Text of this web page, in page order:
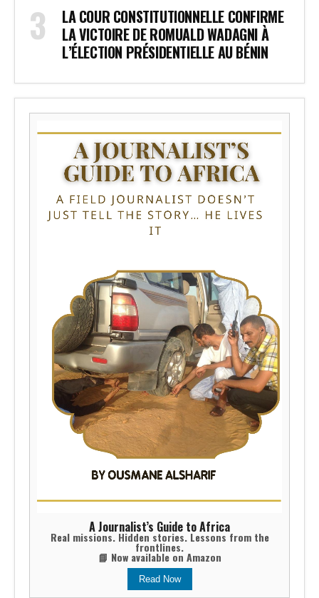
LA COUR CONSTITUTIONNELLE CONFIRME
LA VICTOIRE DE ROMUALD WADAGNI À
L’ÉLECTION PRÉSIDENTIELLE AU BÉNIN
A Journalist’s Guide to Africa
Real missions. Hidden stories. Lessons from the
frontlines.
📘 Now available on Amazon
Read Now